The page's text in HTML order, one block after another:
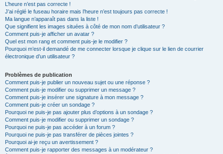
L’heure n’est pas correcte !
J’ai réglé le fuseau horaire mais l’heure n’est toujours pas correcte !
Ma langue n’apparaît pas dans la liste !
Que signifient les images situées à côté de mon nom d’utilisateur ?
Comment puis-je afficher un avatar ?
Quel est mon rang et comment puis-je le modifier ?
Pourquoi m’est-il demandé de me connecter lorsque je clique sur le lien de courrier
électronique d’un utilisateur ?
Problèmes de publication
Comment puis-je publier un nouveau sujet ou une réponse ?
Comment puis-je modifier ou supprimer un message ?
Comment puis-je insérer une signature à mon message ?
Comment puis-je créer un sondage ?
Pourquoi ne puis-je pas ajouter plus d’options à un sondage ?
Comment puis-je modifier ou supprimer un sondage ?
Pourquoi ne puis-je pas accéder à un forum ?
Pourquoi ne puis-je pas transférer de pièces jointes ?
Pourquoi ai-je reçu un avertissement ?
Comment puis-je rapporter des messages à un modérateur ?